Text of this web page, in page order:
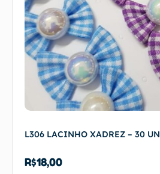
L306 LACINHO XADREZ – 30 UN
R$18,00